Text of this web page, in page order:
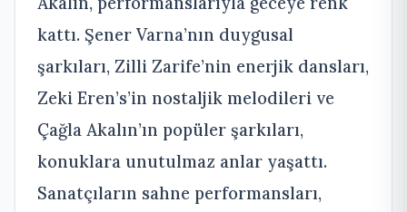
kattı. Şener Varna’nın duygusal
şarkıları, Zilli Zarife’nin enerjik dansları,
Zeki Eren’s’in nostaljik melodileri ve
Çağla Akalın’ın popüler şarkıları,
konuklara unutulmaz anlar yaşattı.
Sanatçıların sahne performansları,